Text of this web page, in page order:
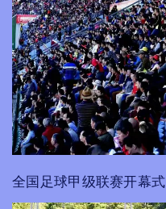
全国足球甲级联赛开幕式